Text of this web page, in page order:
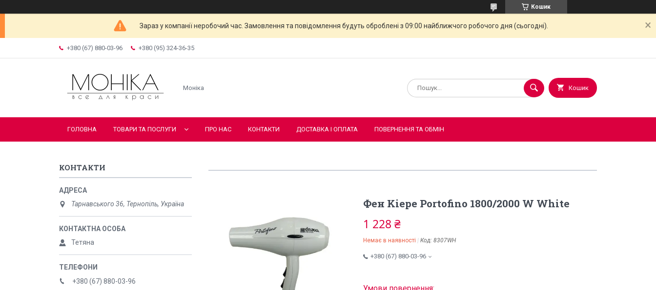
Кошик
Зараз у компанії неробочий час. Замовлення та повідомлення будуть оброблені з 09:00 найближчого робочого дня (сьогодні).
+380 (67) 880-03-96 +380 (95) 324-36-35
Моніка Кошик
ГОЛОВНА ТОВАРИ ТА ПОСЛУГИ ПРО НАС КОНТАКТИ ДОСТАВКА І ОПЛАТА ПОВЕРНЕННЯ ТА ОБМІН
Фен Kiepe Portofino 1800/2000 W White
1 228 ₴
Немає в наявності Код: 8307WH
+380 (67) 880-03-96
КОНТАКТИ
Тарнавського 36, Тернопіль, Україна
Тетяна
+380 (67) 880-03-96